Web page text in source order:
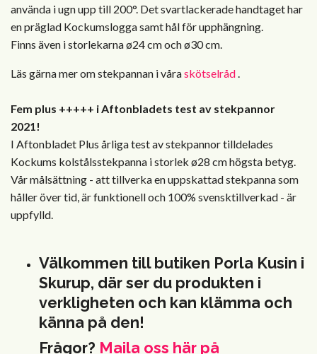
använda i ugn upp till 200°. Det svartlackerade handtaget har
en präglad Kockumslogga samt hål för upphängning.
Finns även i storlekarna ø24 cm och ø30 cm.
Läs gärna mer om stekpannan i våraskötselråd.
Fem plus +++++ i Aftonbladets test av stekpannor
2021!
I Aftonbladet Plus årliga test av stekpannor tilldelades
Kockums kolstålsstekpanna i storlek ø28 cm högsta betyg.
Vår målsättning - att tillverka en uppskattad stekpanna som
håller över tid, är funktionell och 100% svensktillverkad - är
uppfylld.
Välkommen till butiken Porla Kusin i
Skurup, där ser du produkten i
verkligheten och kan klämma och
känna på den!
Frågor? Maila oss här på